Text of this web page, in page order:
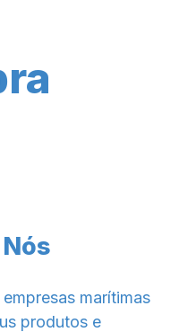
marítimas
produtos e